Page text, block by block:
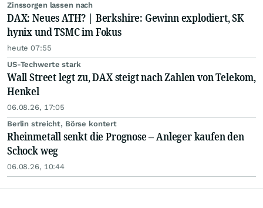
Zinssorgen lassen nach
DAX: Neues ATH? | Berkshire: Gewinn explodiert, SK
hynix und TSMC im Fokus
heute 07:55
US-Techwerte stark
Wall Street legt zu, DAX steigt nach Zahlen von Telekom,
Henkel
06.08.26, 17:05
Berlin streicht, Börse kontert
Rheinmetall senkt die Prognose – Anleger kaufen den
Schock weg
06.08.26, 10:44